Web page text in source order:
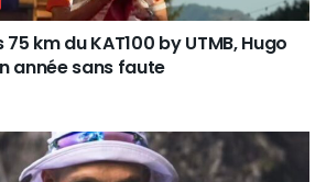
km du KAT100 by UTMB, Hugo
année sans faute